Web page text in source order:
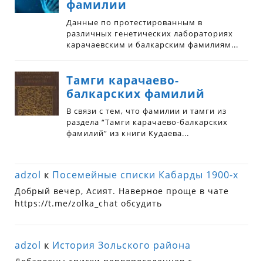
adzol к Посемейные списки Кабарды 1900-х
Добрый вечер, Асият. Наверное проще в чате
https://t.me/zolka_chat обсудить
adzol к История Зольского района